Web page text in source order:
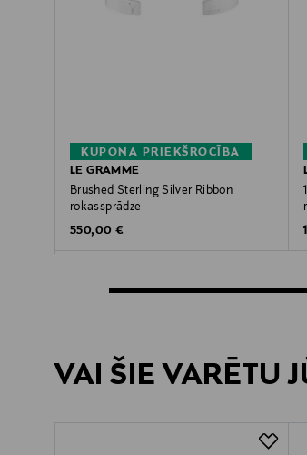
KUPONA PRIEKŠROCĪBA
LE GRAMME
Brushed Sterling Silver Ribbon
rokassprādze
Original Price
550,00 €
VAI ŠIE VARĒTU